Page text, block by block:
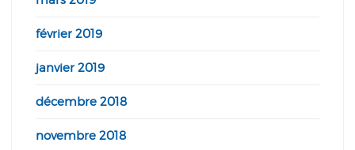
février 2019
janvier 2019
décembre 2018
novembre 2018